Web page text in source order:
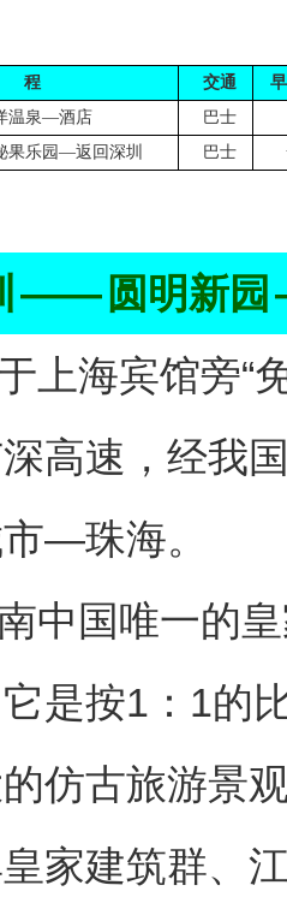
程 交通
温泉—酒店
巴士
果乐园—返回深圳 巴士
—— 圆明新园
上海宾馆旁“
高速，经我
—珠海。
中国唯一的
是按1：1的
仿古旅游景
家建筑群、